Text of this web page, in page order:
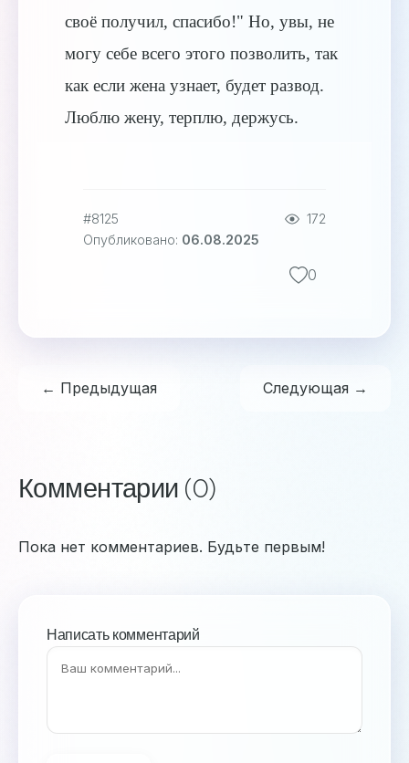
своё получил, спасибо!" Но, увы, не
могу себе всего этого позволить, так
как если жена узнает, будет развод.
Люблю жену, терплю, держусь.
#8125
172
Опубликовано: 06.08.2025
0
← Предыдущая Следующая →
Комментарии (0)
Пока нет комментариев. Будьте первым!
Написать комментарий